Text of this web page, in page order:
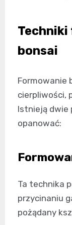
bonsai
Formowanie
cierpliwości,
Istnieją
opanować:
Ta technika
przycinaniu
pożądany